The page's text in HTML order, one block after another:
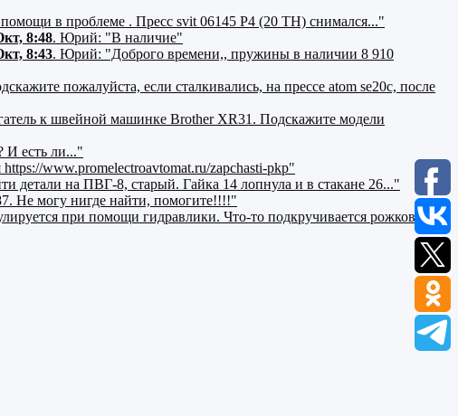
в проблеме . Пресс svit 06145 P4 (20 ТН) снимался..."
8:48. Юрий: "В наличие"
8:43. Юрий: "Доброго времени,, пружины в наличии 8 910
пожалуйста, если сталкивались, на прессе atom se20c, после
к швейной машинке Brother XR31. Подскажите модели
И есть ли..."
www.promelectroavtomat.ru/zapchasti-pkp"
детали на ПВГ-8, старый. Гайка 14 лопнула и в стакане 26..."
Не могу нигде найти, помогите!!!!"
при помощи гидравлики. Что-то подкручивается рожковым